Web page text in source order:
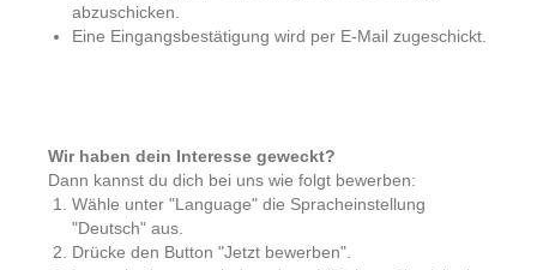
abzuschicken.
Eine Eingangsbestätigung wird per E-Mail zugeschickt.
Wir haben dein Interesse geweckt?
Dann kannst du dich bei uns wie folgt bewerben:
Wähle unter "Language" die Spracheinstellung
"Deutsch" aus.
Drücke den Button "Jetzt bewerben".